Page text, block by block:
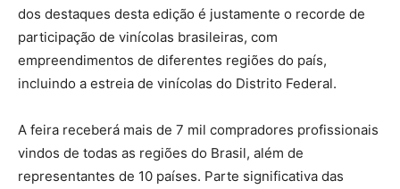
dos destaques desta edição é justamente o recorde de
participação de vinícolas brasileiras, com
empreendimentos de diferentes regiões do país,
incluindo a estreia de vinícolas do Distrito Federal.
A feira receberá mais de 7 mil compradores profissionais
vindos de todas as regiões do Brasil, além de
representantes de 10 países. Parte significativa das